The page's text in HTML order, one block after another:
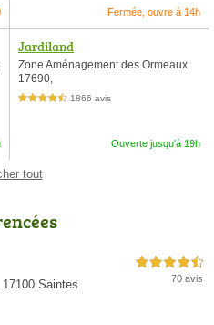
Fermée, ouvre à 14h
Jardiland
Zone Aménagement des Ormeaux
17690,
4,5 étoiles sur 5 1866 avis
Ouverte jusqu'à 19h
tout
Saintes
4,5 étoiles sur 5
70 avis